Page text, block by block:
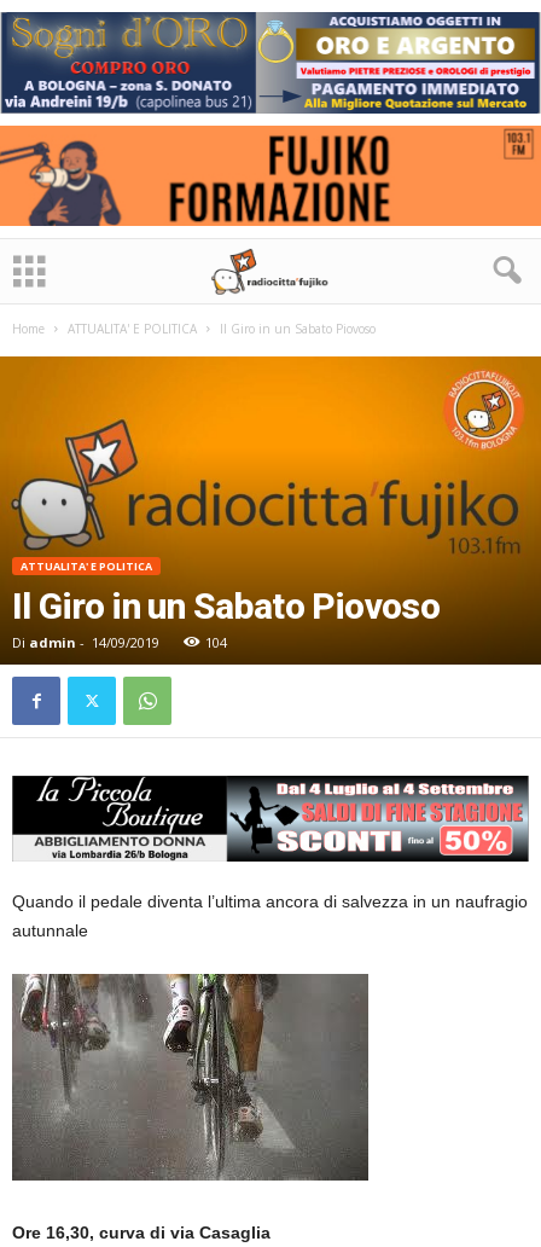
Home ATTUALITA' E POLITICA Il Giro in un Sabato Piovoso
ATTUALITA' E POLITICA
Il Giro in un Sabato Piovoso
Di admin - 14/09/2019 104
Quando il pedale diventa l’ultima ancora di salvezza in un naufragio
autunnale
Ore 16,30, curva di via Casaglia